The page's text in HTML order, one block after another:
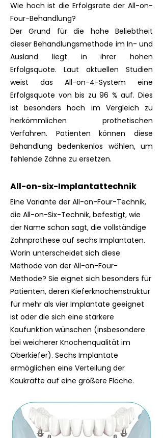
Wie hoch ist die Erfolgsrate der All-on-
Four-Behandlung?
Der Grund für die hohe Beliebtheit
dieser Behandlungsmethode im In- und
Ausland liegt in ihrer hohen
Erfolgsquote. Laut aktuellen Studien
weist das All-on-4-System eine
Erfolgsquote von bis zu 96 % auf. Dies
ist besonders hoch im Vergleich zu
herkömmlichen prothetischen
Verfahren. Patienten können diese
Behandlung bedenkenlos wählen, um
fehlende Zähne zu ersetzen.
All-on-six-Implantattechnik
Eine Variante der All-on-Four-Technik,
die All-on-Six-Technik, befestigt, wie
der Name schon sagt, die vollständige
Zahnprothese auf sechs Implantaten.
Worin unterscheidet sich diese
Methode von der All-on-Four-
Methode? Sie eignet sich besonders für
Patienten, deren Kieferknochenstruktur
für mehr als vier Implantate geeignet
ist oder die sich eine stärkere
Kaufunktion wünschen (insbesondere
bei weicherer Knochenqualität im
Oberkiefer). Sechs Implantate
ermöglichen eine Verteilung der
Kaukräfte auf eine größere Fläche.